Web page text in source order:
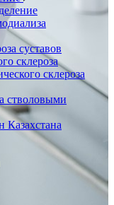
суставов
склероза
склероза
стволовыми
Казахстана